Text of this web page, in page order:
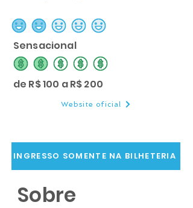
classificação média é 2 de 5
Sensacional
classificação média é 2 de 5
de R$ 100 a R$ 200
Website oficial
INGRESSO SOMENTE NA BILHETERIA
Sobre